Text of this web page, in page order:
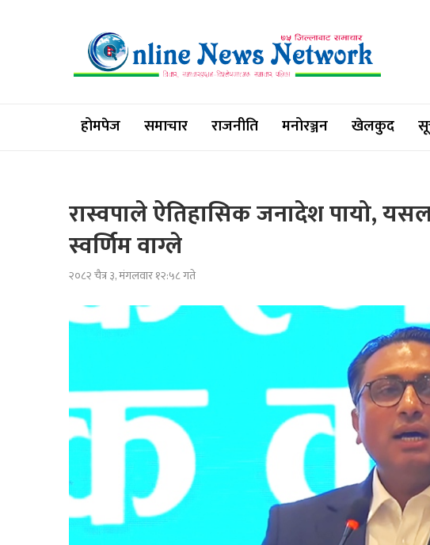
होमपेज समाचार राजनीति मनोरञ्जन खेलकुद
रास्वपाले ऐतिहासिक जनादेश पायो,
स्वर्णिम वाग्ले
२०८२ चैत्र ३, मंगलवार १२:५८ गते